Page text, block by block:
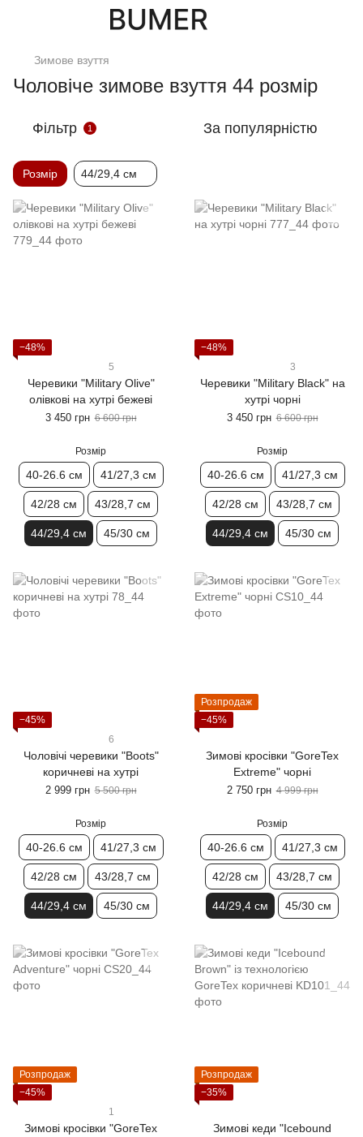
Зимове взуття
Чоловіче зимове взуття 44 розмір
Фільтр 1 За популярністю
Розмір 44/29,4 см
−48%
5
Черевики "Military Olive"
олівкові на хутрі бежеві
3 450 грн 6 600 грн
Розмір
40-26.6 см 41/27,3 см
42/28 см 43/28,7 см
44/29,4 см 45/30 см
−48%
3
Черевики "Military Black" на
хутрі чорні
3 450 грн 6 600 грн
Розмір
40-26.6 см 41/27,3 см
42/28 см 43/28,7 см
44/29,4 см 45/30 см
−45%
6
Чоловічі черевики "Boots"
коричневі на хутрі
2 999 грн 5 500 грн
Розмір
40-26.6 см 41/27,3 см
42/28 см 43/28,7 см
44/29,4 см 45/30 см
Розпродаж
−45%
Зимові кросівки "GoreTex
Extreme" чорні
2 750 грн 4 999 грн
Розмір
40-26.6 см 41/27,3 см
42/28 см 43/28,7 см
44/29,4 см 45/30 см
Розпродаж
−45%
1
Зимові кросівки "GoreTex
Розпродаж
−35%
Зимові кеди "Icebound